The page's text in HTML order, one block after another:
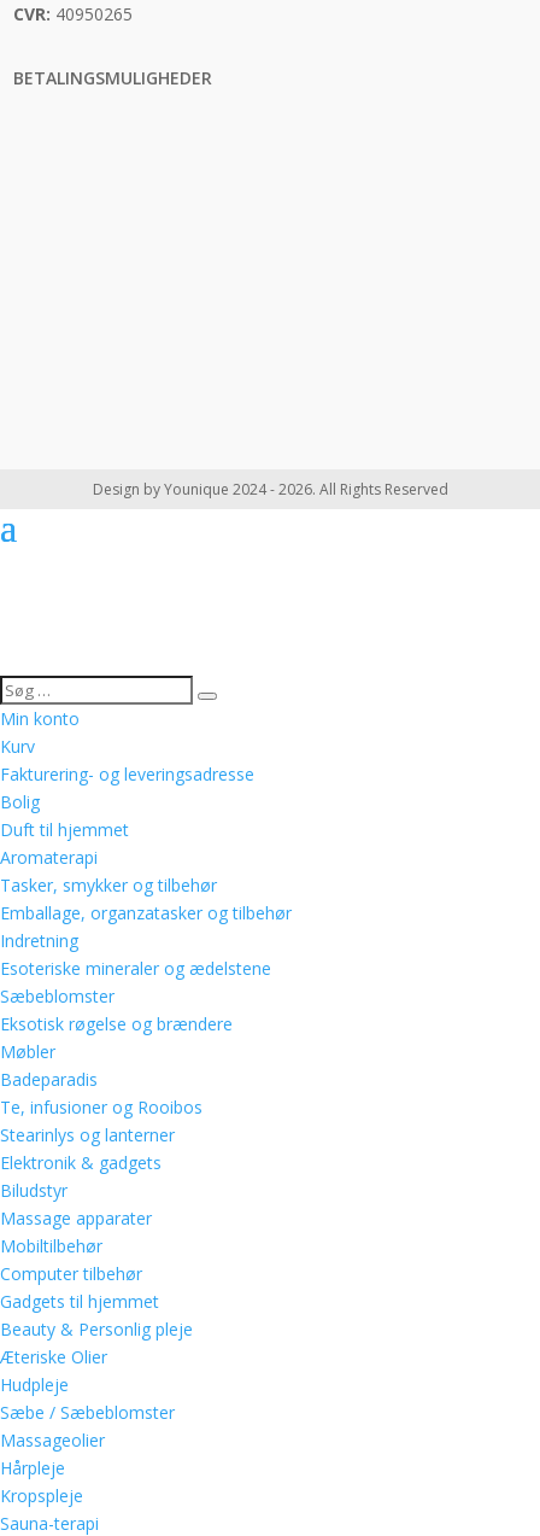
CVR: 40950265
BETALINGSMULIGHEDER
Design by Younique 2024 - 2026. All Rights Reserved
Min konto
Kurv
Fakturering- og leveringsadresse
Bolig
Duft til hjemmet
Aromaterapi
Tasker, smykker og tilbehør
Emballage, organzatasker og tilbehør
Indretning
Esoteriske mineraler og ædelstene
Sæbeblomster
Eksotisk røgelse og brændere
Møbler
Badeparadis
Te, infusioner og Rooibos
Stearinlys og lanterner
Elektronik & gadgets
Biludstyr
Massage apparater
Mobiltilbehør
Computer tilbehør
Gadgets til hjemmet
Beauty & Personlig pleje
Æteriske Olier
Hudpleje
Sæbe / Sæbeblomster
Massageolier
Hårpleje
Kropspleje
Sauna-terapi